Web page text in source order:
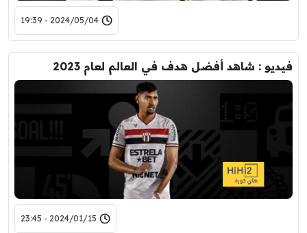
2024/05/04 - 19:39
فيديو : شاهد أفضل هدف في العالم لعام 2023
2024/01/15 - 23:45